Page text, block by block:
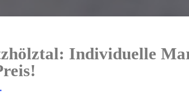
Individuelle